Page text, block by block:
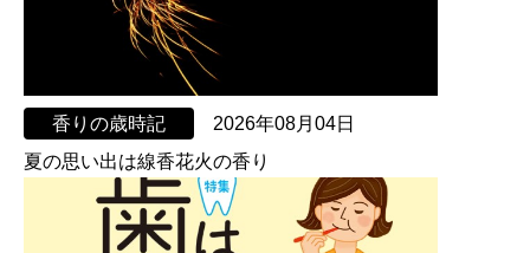
香りの歳時記
2026年08月04日
夏の思い出は線香花火の香り